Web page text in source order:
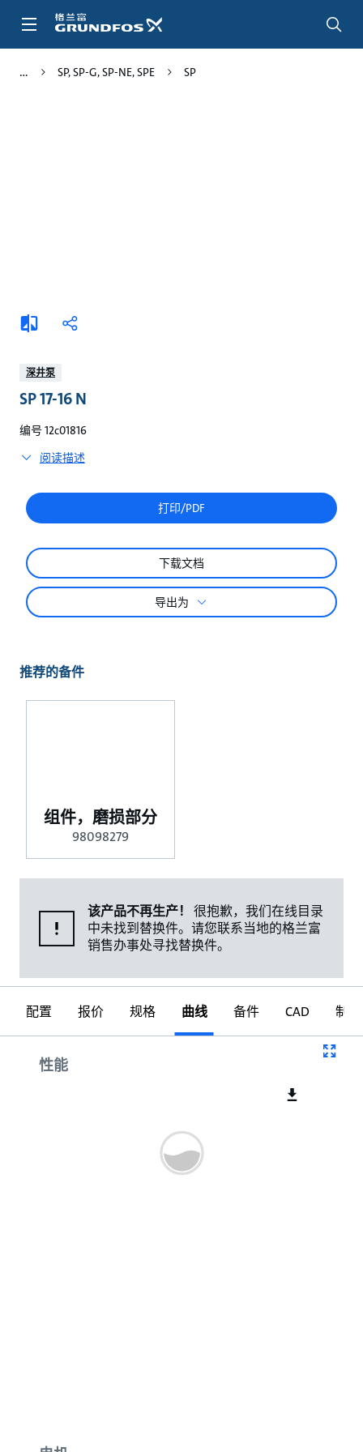
SP, SP-G, SP-NE, SPE SP
添
加
较
分
深井泵
SP 17-16 N
编号 12c01816
阅读描述
打印/PDF
下载文档
导出为
推荐的备件
组件，磨损部分
98098279
该产品不再生产！
很抱歉，我们在线目录
中未找到替换件。请您联系当地的格兰富
销售办事处寻找替换件。
配置 报价 规格 曲线 备件 CAD 制图
性能